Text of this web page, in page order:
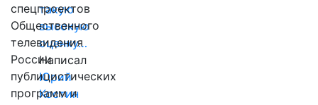
такую
высокую
оценку…
Написал
Юрий
Костин
спецпроектов
Общественного
телевидения
России
публицистических
программ и